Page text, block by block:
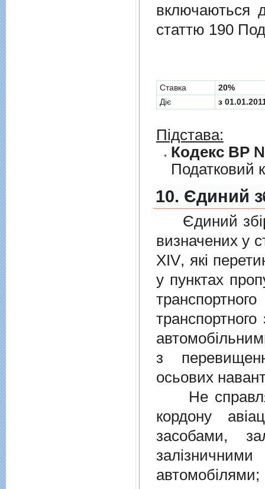
включаються
статтю 190
Cтавка
20%
Діє
з
Підстава:
Кодекс ВР №
Податковий
10. Єдиний
Єдиний збiр
визначених у
XIV, якi
у пунктах
з
осьових
Не
кордону
засобами,
залiзничними